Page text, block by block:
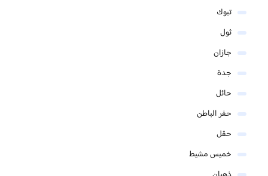
تبوك
ثول
جازان
جدة
حائل
حفر الباطن
حقل
خميس مشيط